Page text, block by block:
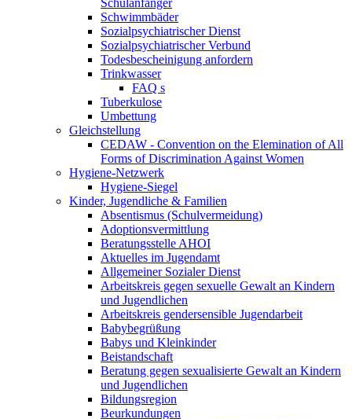
Schulanfänger
Schwimmbäder
Sozialpsychiatrischer Dienst
Sozialpsychiatrischer Verbund
Todesbescheinigung anfordern
Trinkwasser
FAQ s
Tuberkulose
Umbettung
Gleichstellung
CEDAW - Convention on the Elemination of All
Forms of Discrimination Against Women
Hygiene-Netzwerk
Hygiene-Siegel
Kinder, Jugendliche & Familien
Absentismus (Schulvermeidung)
Adoptionsvermittlung
Beratungsstelle AHOI
Aktuelles im Jugendamt
Allgemeiner Sozialer Dienst
Arbeitskreis gegen sexuelle Gewalt an Kindern
und Jugendlichen
Arbeitskreis gendersensible Jugendarbeit
Babybegrüßung
Babys und Kleinkinder
Beistandschaft
Beratung gegen sexualisierte Gewalt an Kindern
und Jugendlichen
Bildungsregion
Beurkundungen